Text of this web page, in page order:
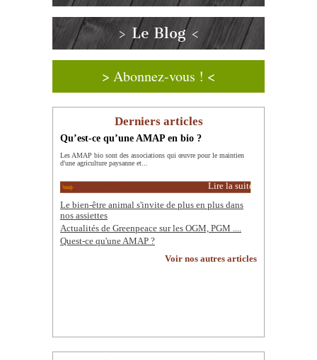
> Le Blog <
> Abonnez-vous ! <
Derniers articles
Qu’est-ce qu’une AMAP en bio ?
Les AMAP bio sont des associations qui œuvre pour le maintien
d'une agriculture paysanne et...
Lire la suite
Le bien-être animal s'invite de plus en plus dans
nos assiettes
Actualités de Greenpeace sur les OGM, PGM ....
Quest-ce qu'une AMAP ?
Voir nos autres articles